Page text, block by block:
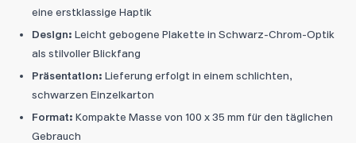
eine erstklassige Haptik
Design: Leicht gebogene Plakette in Schwarz-Chrom-Optik
als stilvoller Blickfang
Präsentation: Lieferung erfolgt in einem schlichten,
schwarzen Einzelkarton
Format: Kompakte Masse von 100 x 35 mm für den täglichen
Gebrauch